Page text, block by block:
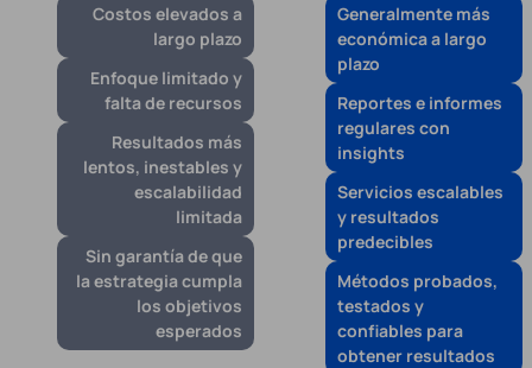
Costos elevados a
largo plazo
Enfoque limitado y
falta de recursos
Resultados más
lentos, inestables y
escalabilidad
limitada
Sin garantía de que
la estrategia cumpla
los objetivos
esperados
Generalmente más
económica a largo
plazo
Reportes e informes
regulares con
insights
Servicios escalables
y resultados
predecibles
Métodos probados,
testados y
confiables para
obtener resultados